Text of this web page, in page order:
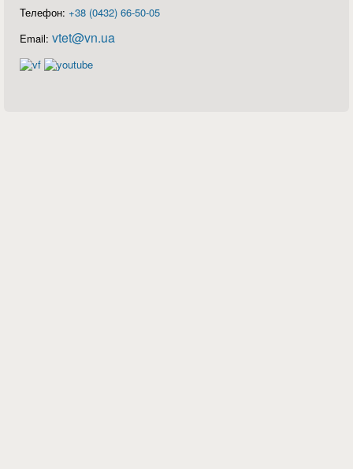
Телефон: +38 (0432) 66-50-05
Email: vtet@vn.ua